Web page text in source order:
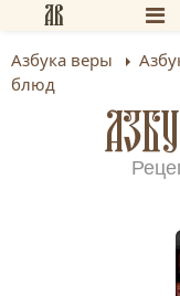
Азбука веры
блюд